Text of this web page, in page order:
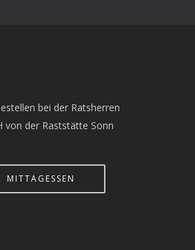
bei der Ratsherren
von der Raststätte Sonn
MITTAGESSEN